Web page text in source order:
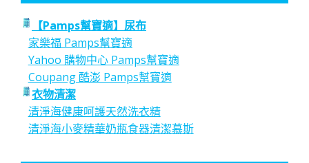
【Pamps幫寶適】尿布
家樂福 Pamps幫寶適
Yahoo 購物中心 Pamps幫寶適
Coupang 酷澎 Pamps幫寶適
衣物清潔
清淨海健康呵護天然洗衣精
清淨海小麥精華奶瓶食器清潔慕斯